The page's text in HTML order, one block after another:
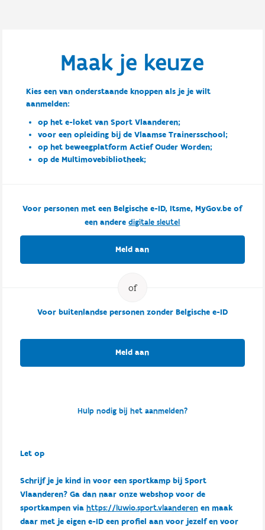
Maak je keuze
Kies een van onderstaande knoppen als je je wilt
aanmelden:
op het e-loket van Sport Vlaanderen;
voor een opleiding bij de Vlaamse Trainersschool;
op het beweegplatform Actief Ouder Worden;
op de Multimovebibliotheek;
Voor personen met een Belgische e-ID, Itsme, MyGov.be of
een anderedigitale sleutel
Meld aan
Voor buitenlandse personen zonder Belgische e-ID
Meld aan
Hulp nodig bij het aanmelden?
Let op
Schrijf je je kind in voor een sportkamp bij Sport
Vlaanderen? Ga dan naar onze webshop voor de
sportkampen via https://luwio.sport.vlaanderenen maak
daar met je eigen e-ID een profiel aan voor jezelf en voor